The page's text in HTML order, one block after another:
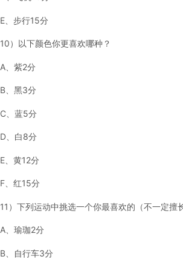
E、步行15分
10）以下颜色你更喜欢哪种？
A、紫2分
B、黑3分
C、蓝5分
D、白8分
E、黄12分
F、红15分
11）下列运动中挑选一个你最喜欢的（不一定擅
A、瑜珈2分
B、自行车3分